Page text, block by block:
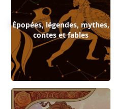
Épopées, légendes, mythes,
contes et fables